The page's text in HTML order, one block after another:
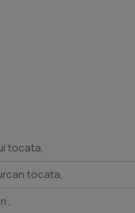
tocata,
tocata,
,